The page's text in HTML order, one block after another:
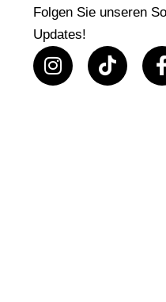
Folgen Sie unseren
Updates!